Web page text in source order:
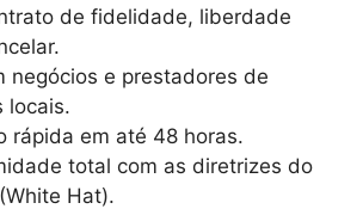
de fidelidade, liberdade
negócios e prestadores de
locais.
rápida em até 48 horas.
total com as diretrizes do
Hat).